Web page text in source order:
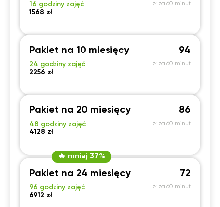
16 godziny zajęć
1568 zł
zł za 60 minut
Pakiet na 10 miesięcy
24 godziny zajęć
2256 zł
94
zł za 60 minut
Pakiet na 20 miesięcy
48 godziny zajęć
4128 zł
86
zł za 60 minut
🔥 mniej 37%
Pakiet na 24 miesięcy
96 godziny zajęć
6912 zł
72
zł za 60 minut